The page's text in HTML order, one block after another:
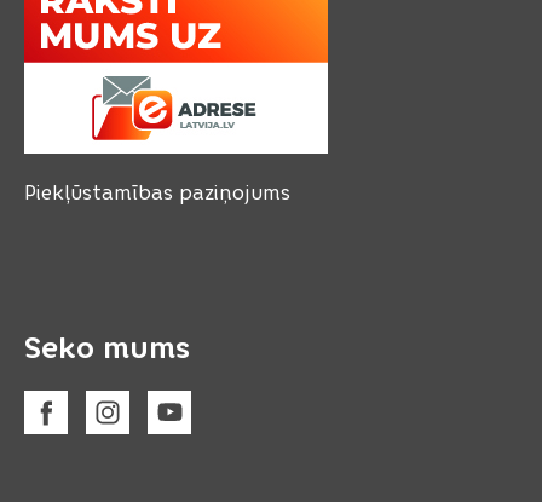
Piekļūstamības paziņojums
Seko mums